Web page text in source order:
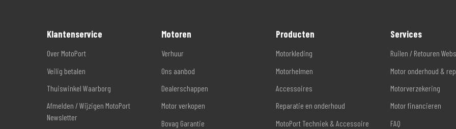
Klantenservice
Over MotoPort
Veilig betalen
Thuiswinkel Waarborg
Afmelden / Wijzigen MotoPort
Newsletter
Motoren
Verhuur
Ons aanbod
Dealerschappen
Motor verkopen
Bovag Garantie
Producten
Motorkleding
Motorhelmen
Accessoires
Reparatie en onderhoud
MotoPort Techniek & Accessoire
Services
Ruilen / Retouren
Motor onderhoud &
Motorverzekering
Motor financieren
FAQ